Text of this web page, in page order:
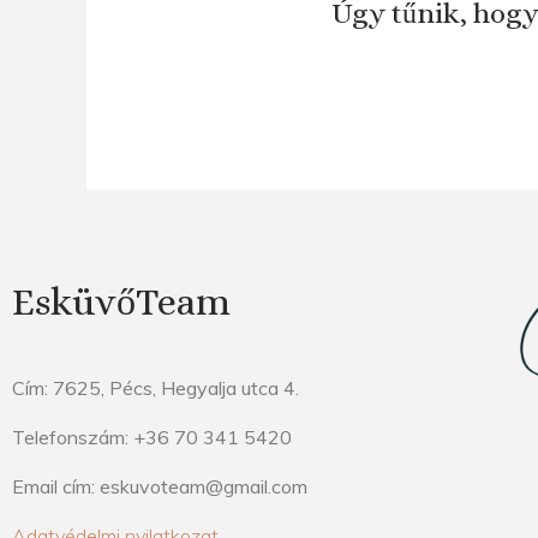
Úgy tűnik,
EsküvőTeam
Cím: 7625, Pécs, Hegyalja utca 4.
Telefonszám: +36 70 341 5420
Email cím: eskuvoteam@gmail.com